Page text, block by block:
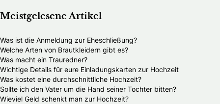
Meistgelesene Artikel
Was ist die Anmeldung zur Eheschließung?
Welche Arten von Brautkleidern gibt es?
Was macht ein Trauredner?
Wichtige Details für eure Einladungskarten zur Hochzeit
Was kostet eine durchschnittliche Hochzeit?
Sollte ich den Vater um die Hand seiner Tochter bitten?
Wieviel Geld schenkt man zur Hochzeit?